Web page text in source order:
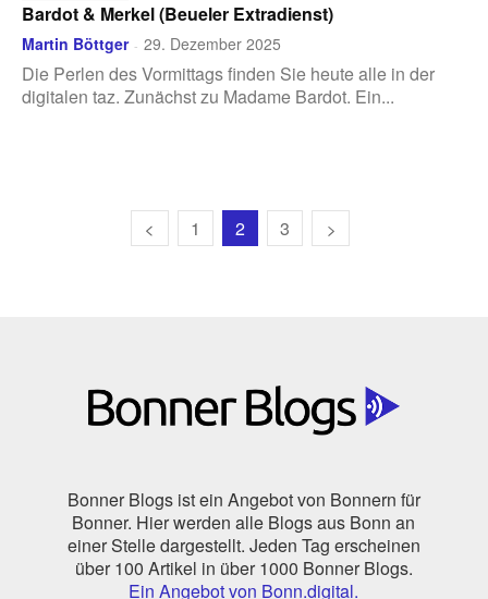
Bardot & Merkel (Beueler Extradienst)
Martin Böttger - 29. Dezember 2025
Die Perlen des Vormittags finden Sie heute alle in der
digitalen taz. Zunächst zu Madame Bardot. Ein...
1 2 3
Bonner Blogs ist ein Angebot von Bonnern für
Bonner. Hier werden alle Blogs aus Bonn an
einer Stelle dargestellt. Jeden Tag erscheinen
über 100 Artikel in über 1000 Bonner Blogs.
Ein Angebot von Bonn.digital.